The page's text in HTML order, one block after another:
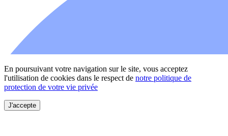
En poursuivant votre navigation sur le site, vous acceptez
l'utilisation de cookies dans le respect de notre politique de
protection de votre vie privée
J'accepte